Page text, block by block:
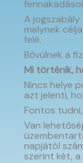
A
melynek
felé.
Bővülnek a
Mi történik,
Nincs helye
azt jelenti,
Fontos
Van
napjától
szerint két,